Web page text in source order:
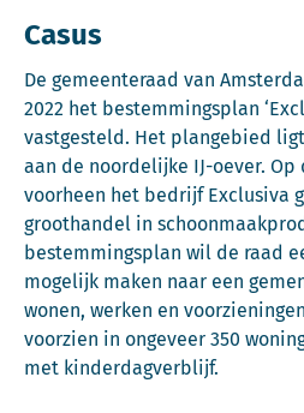
Casus
De gemeenteraad van
2022 het bestemmingsplan
vastgesteld. Het plangebied
aan de noordelijke IJ-oever. Op
voorheen het bedrijf Exclusiva
groothandel in
bestemmingsplan wil de raad
mogelijk maken naar een
wonen, werken en
voorzien in ongeveer 350
met kinderdagverblijf.